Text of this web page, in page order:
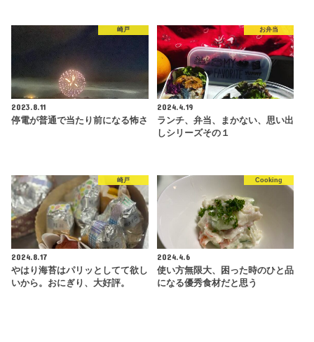
崎戸
2023.8.11
停電が普通で当たり前になる怖さ
お弁当
2024.4.19
ランチ、弁当、まかない、思い出
しシリーズその１
崎戸
2024.8.17
やはり海苔はパリッとしてて欲し
いから。おにぎり、大好評。
Cooking
2024.4.6
使い方無限大、困った時のひと品
になる優秀食材だと思う